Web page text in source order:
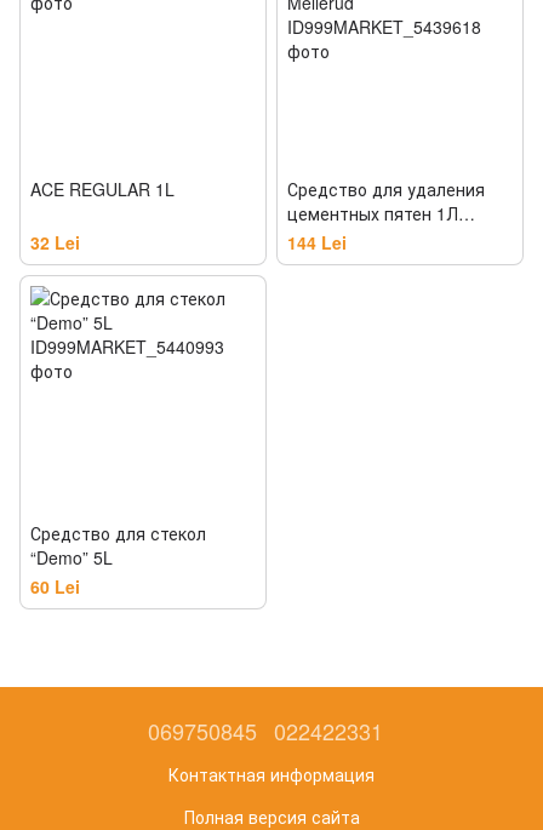
ACE REGULAR 1L
32 Lei
Средство для удаления
цементных пятен 1Л
Mellerud
144 Lei
Средство для стекол
“Demo” 5L
60 Lei
069750845 022422331
Контактная информация
Полная версия сайта